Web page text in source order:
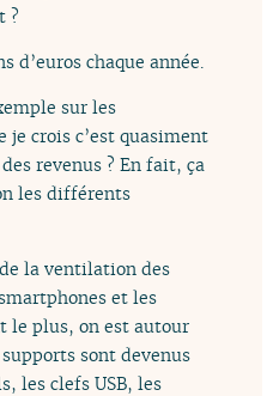
?
d’euros chaque année.
sur les
je crois c’est quasiment
revenus ? En fait, ça
les différents
la ventilation des
et les
le plus, on est autour
sont devenus
les clefs USB, les